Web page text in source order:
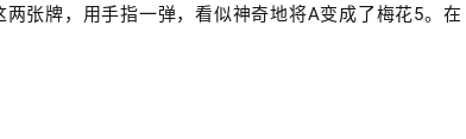
张牌，用手指一弹，看似神奇地将A变成了梅花5。在